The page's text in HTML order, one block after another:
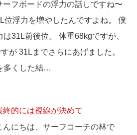
ーフボードの浮力の話しですね〜
位浮力を増やしたんですよね。 僕
31L前後位。 体重68kgですが、
が 31Lまでさらにあげました。
多くした結…
終的には視線が決めて
んにちは、サーフコーチの林で